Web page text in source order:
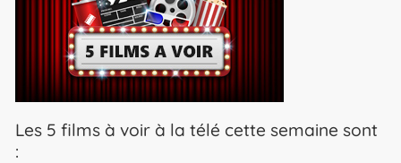
Les 5 films à voir à la télé cette semaine sont
: